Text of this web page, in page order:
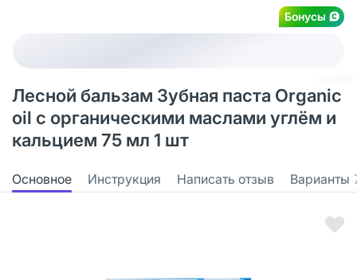
Бонусы
Лесной бальзам Зубная паста Organic
oil с органическими маслами углём и
кальцием 75 мл 1 шт
Основное Инструкция Написать отзыв Варианты